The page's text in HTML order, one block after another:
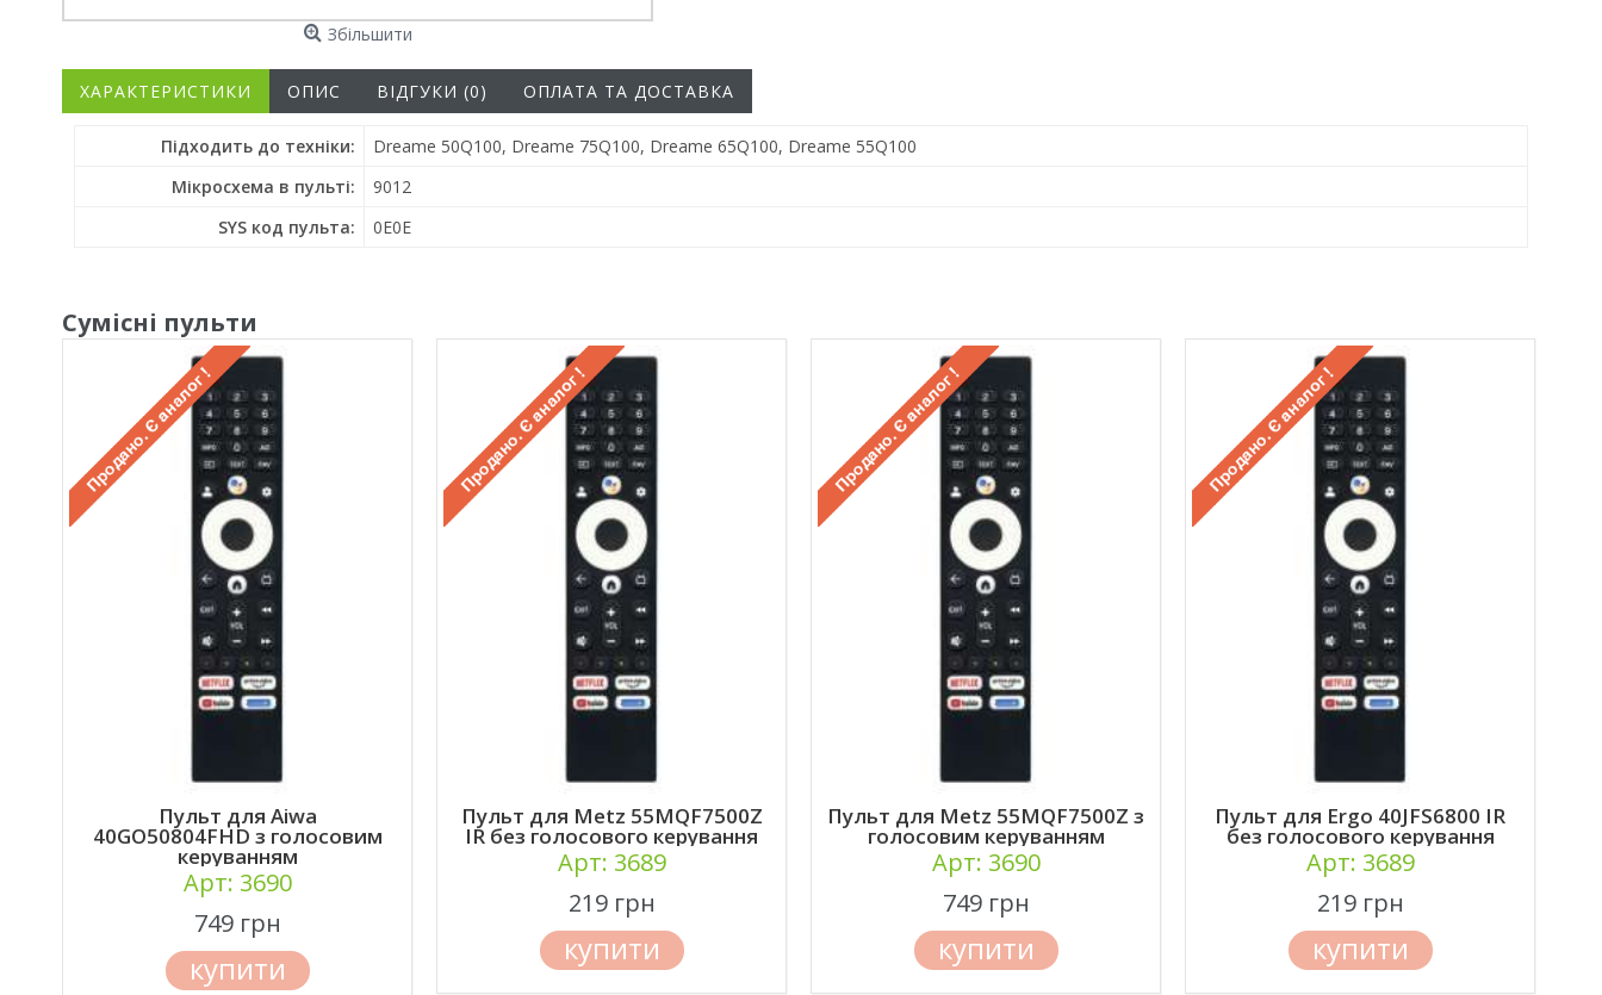
Збільшити
ХАРАКТЕРИСТИКИ ОПИС ВІДГУКИ (0) ОПЛАТА ТА ДОСТАВКА
Підходить до техніки:
Dreame 50Q100, Dreame 75Q100, Dreame 65Q100, Dreame 55Q100
Мікросхема в пульті:
9012
SYS код пульта:
0E0E
Сумісні пульти
Пульт для Aiwa
40GO50804FHD з голосовим
керуванням
Арт: 3690
749 грн
купити
Пульт для Metz 55MQF7500Z
IR без голосового керування
Арт: 3689
219 грн
купити
Пульт для Metz 55MQF7500Z з
голосовим керуванням
Арт: 3690
749 грн
купити
Пульт для Ergo 40JFS6800 IR
без голосового керування
Арт: 3689
219 грн
купити